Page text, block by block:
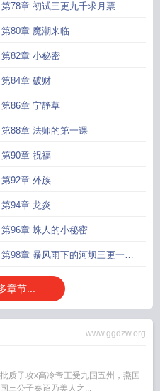
第78章 初试三更九千求月票
第80章 魔潮来临
第82章 小秘密
第84章 破财
第86章 宁静草
第88章 法师的第一课
第90章 祝福
第92章 外族
第94章 龙炎
第96章 蛛人的小秘密
第98章 暴风雨下的河坝三更一万
一求票
章节...
www.ggdzw.org
质子攻x高冷帝王受九国五州，燕国
三公子秦诏乃美人之...